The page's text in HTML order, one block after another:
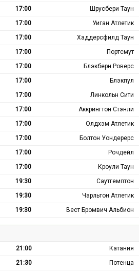
17:00
Шрусбери Таун
17:00
Уиган Атлетик
17:00
Хаддерсфилд Таун
17:00
Портсмут
17:00
Блэкберн Роверс
17:00
Блэкпул
17:00
Линкольн Сити
17:00
Аккрингтон Стэнли
17:00
Олдхэм Атлетик
17:00
Болтон Уондерерс
17:00
Рочдейл
17:00
Кроули Таун
19:30
Саутгемптон
19:30
Чарльтон Атлетик
19:30 Вест Бромвич Альбион
21:00
Катания
21:30 Потенца